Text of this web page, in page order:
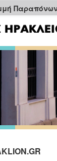
Παραπόνων